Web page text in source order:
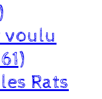
voulu
Rats